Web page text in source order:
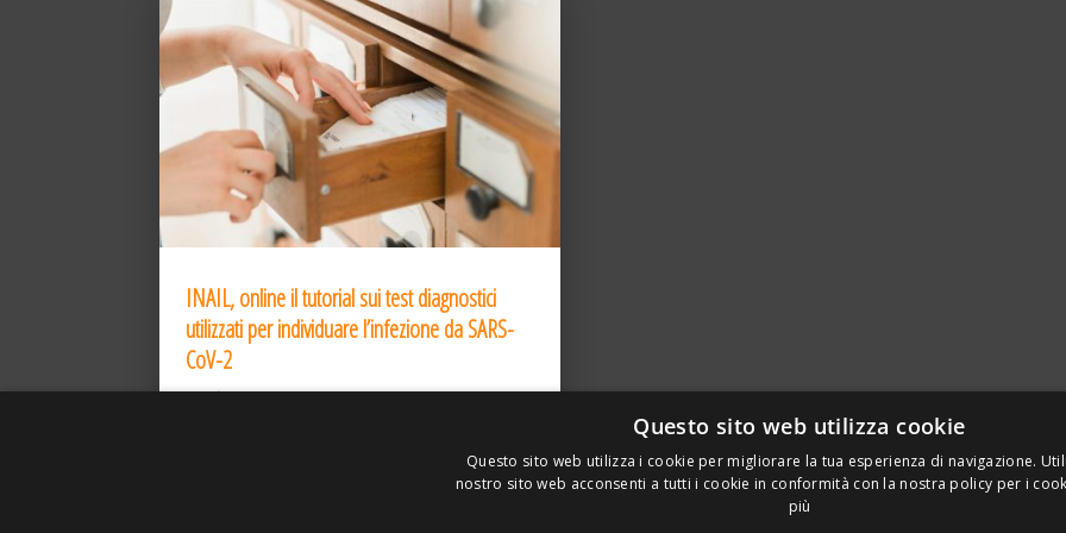
INAIL, online il tutorial sui test diagnostici
utilizzati per individuare l’infezione da SARS-
CoV-2
31 Dic 2020
Questo sito web utilizza cookie
Questo sito web utilizza i cookie per migliorare la tua esperienza di navigazione.
nostro sito web acconsenti a tutti i cookie in conformità con la nostra policy per i
più